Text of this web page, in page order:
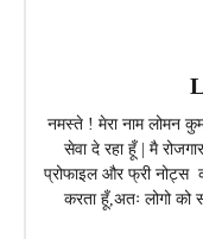
नमस्ते ! मेरा नाम लोमन
सेवा दे रहा हूँ | मै
प्रोफाइल और फ्री नोट्स
करता हूँ,अतः लोगो को